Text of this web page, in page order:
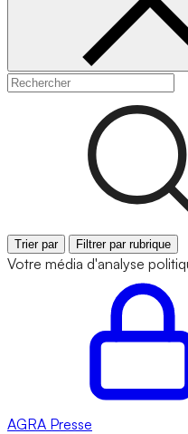
Trier par Filtrer par rubrique
Votre média d'analyse
AGRA Presse